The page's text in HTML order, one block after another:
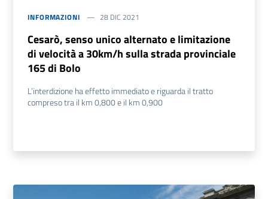
INFORMAZIONI 28 DIC 2021
Cesarò, senso unico alternato e limitazione
di velocità a 30km/h sulla strada provinciale
165 di Bolo
L’interdizione ha effetto immediato e riguarda il tratto
compreso tra il km 0,800 e il km 0,900